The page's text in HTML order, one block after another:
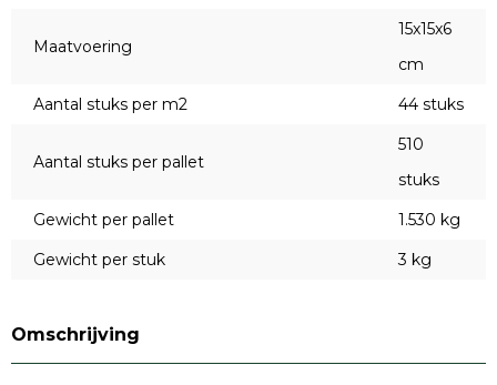
Maatvoering
15x15x6
cm
Aantal stuks per m2
44 stuks
Aantal stuks per pallet
510
stuks
Gewicht per pallet
1.530 kg
Gewicht per stuk
3 kg
Omschrijving